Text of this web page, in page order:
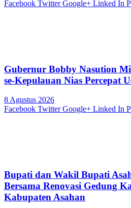
Facebook Twitter Google+ Linked In
Gubernur Bobby Nasution
se-Kepulauan Nias Percepat
8 Agustus 2026
Facebook Twitter Google+ Linked In
Bupati dan Wakil Bupati
Bersama Renovasi Gedung
Kabupaten Asahan